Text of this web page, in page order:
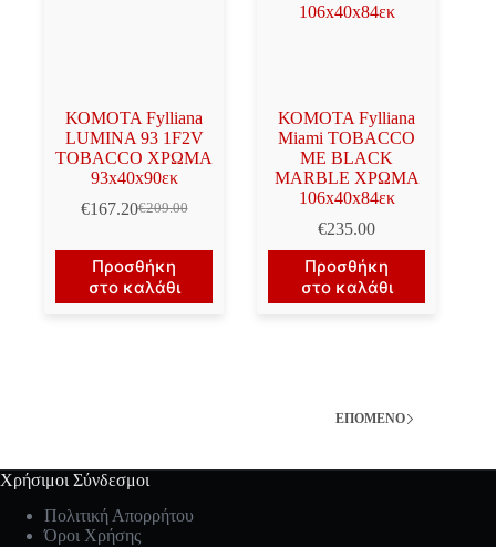
ΚΟΜΟΤΑ Fylliana
LUMINA 93 1F2V
TOBACCO ΧΡΩΜΑ
93x40x90εκ
€209.00
Original
was:
€209.00.
€167.20Η
τιμή
είναι:
€167.20.
Προσθήκη
στο καλάθι
ΚΟΜΟΤΑ Fylliana
Miami TOBACCO
ΜΕ BLACK
MARBLE ΧΡΩΜΑ
106x40x84εκ
€235.00
Προσθήκη
στο καλάθι
ΕΠΌΜΕΝΟ
Χρήσιμοι Σύνδεσμοι
Πολιτική Απορρήτου
Όροι Χρήσης